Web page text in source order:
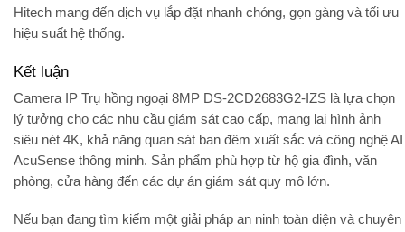
Hitech mang đến dịch vụ lắp đặt nhanh chóng, gọn gàng và tối ưu
hiệu suất hệ thống.
Kết luận
Camera IP Trụ hồng ngoại 8MP DS-2CD2683G2-IZS là lựa chọn
lý tưởng cho các nhu cầu giám sát cao cấp, mang lại hình ảnh
siêu nét 4K, khả năng quan sát ban đêm xuất sắc và công nghệ AI
AcuSense thông minh. Sản phẩm phù hợp từ hộ gia đình, văn
phòng, cửa hàng đến các dự án giám sát quy mô lớn.
Nếu bạn đang tìm kiếm một giải pháp an ninh toàn diện và chuyên